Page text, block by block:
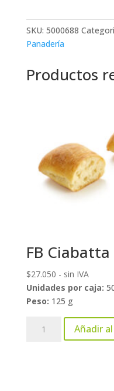
SKU: 5000688
Panadería
Productos
FB Ciabatta
$27.050 - sin IVA
Unidades por caja:
Peso: 125 g
Ciabatta
Añadir